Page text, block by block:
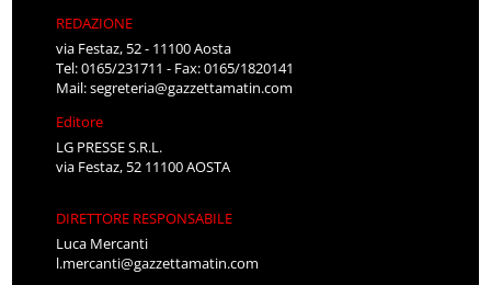
REDAZIONE
via Festaz, 52 - 11100 Aosta
Tel: 0165/231711 - Fax: 0165/1820141
Mail:segreteria@gazzettamatin.com
Editore
LG PRESSE S.R.L.
via Festaz, 52 11100 AOSTA
DIRETTORE RESPONSABILE
Luca Mercanti
l.mercanti@gazzettamatin.com